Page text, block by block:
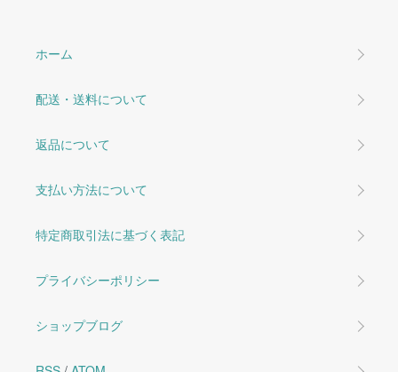
ホーム
配送・送料について
返品について
支払い方法について
特定商取引法に基づく表記
プライバシーポリシー
ショップブログ